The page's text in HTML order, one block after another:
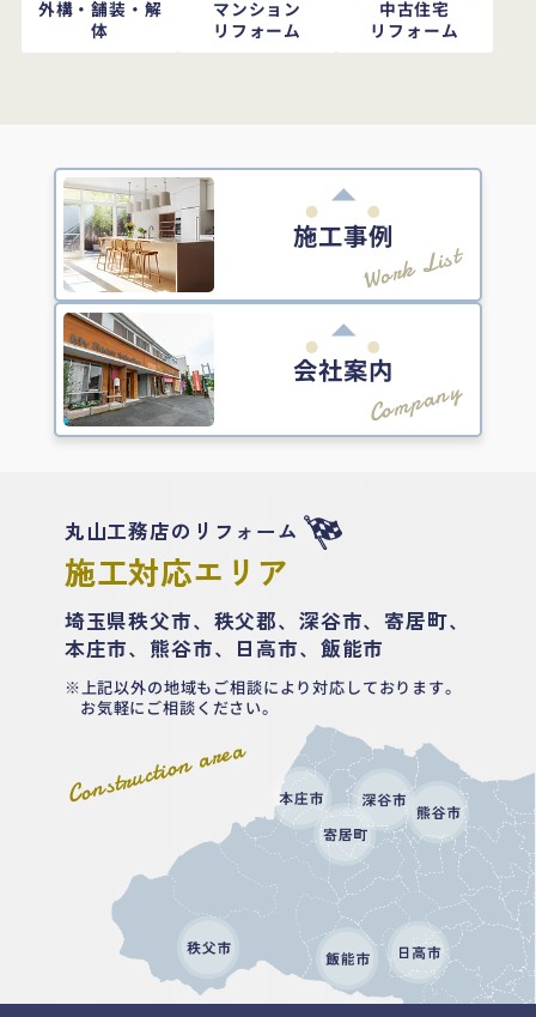
外構・舗装・解
体
マンション
リフォーム
中古住宅
リフォーム
施工事例
Work List
会社案内
Company
Construction area
丸山工務店のリフォーム
施工対応エリア
埼玉県秩父市、秩父郡、深谷市、寄居町、
本庄市、熊谷市、日高市、飯能市
上記以外の地域もご相談により対応しております。
お気軽にご相談ください。